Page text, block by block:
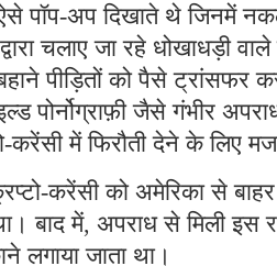
पॉप-अप दिखाते थे जिनमें
द्वारा चलाए जा रहे
पीड़ितों को पैसे ट्रांसफर
पोर्नोग्राफ़ी जैसे गंभीर
करेंसी में फिरौती देने के लिए
करेंसी को अमेरिका से
बाद में, अपराध से मिली इस
लगाया जाता था।